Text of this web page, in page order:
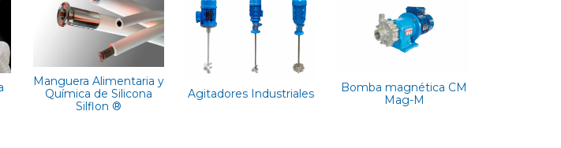
Manguera Alimentaria y
Química de Silicona
Silflon ®
Agitadores Industriales
Bomba magnética CM
Mag-M